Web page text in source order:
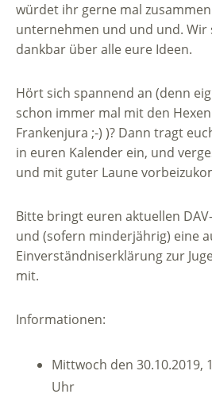
würdet ihr gerne mal
unternehmen und und und. Wir
dankbar über alle eure Ideen.
Hört sich spannend an (denn
schon immer mal mit den
Frankenjura ;-) )? Dann tragt
in euren Kalender ein, und
und mit guter Laune
Bitte bringt euren aktuellen
und (sofern minderjährig) eine
Einverständniserklärung zur
mit.
Informationen:
Mittwoch den 30.10.2019,
Uhr